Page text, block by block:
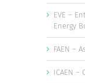
EVE –
Energy
FAEN –
ICAEN –